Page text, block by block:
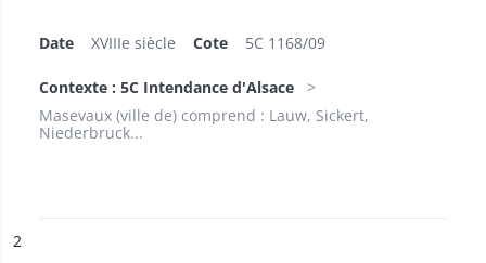
Date XVIIIe siècle Cote 5C 1168/09
Contexte : 5C Intendance d'Alsace
Masevaux (ville de) comprend : Lauw, Sickert,
Niederbruck...
n°
2